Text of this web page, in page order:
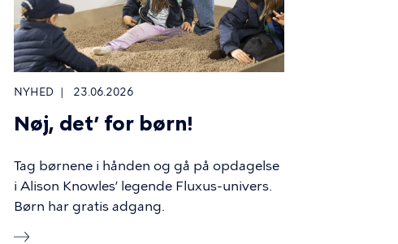
NYHED 23.06.2026
Nøj, det’ for børn!
Tag børnene i hånden og gå på opdagelse
i Alison Knowles’ legende Fluxus-univers.
Børn har gratis adgang.